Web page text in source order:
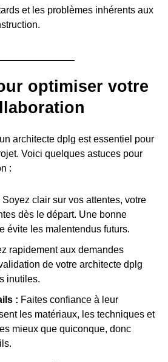
et les problèmes inhérents aux
optimiser votre
architecte dplg est essentiel pour
Voici quelques astuces pour
:
Soyez clair sur vos attentes, votre
dès le départ. Une bonne
évite les malentendus futurs.
rapidement aux demandes
de votre architecte dplg
inutiles.
: Faites confiance à leur
les matériaux, les techniques et
mieux que quiconque, donc